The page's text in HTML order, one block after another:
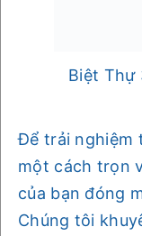
Biệt Thự
Để trải nghiệm
một cách trọn
của bạn đóng
Chúng tôi